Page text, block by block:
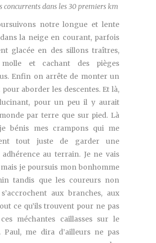
concurrents dans les 30 premiers km
notre longue et lente
la neige en courant, parfois
glacée en des sillons traîtres,
et cachant des pièges
Enfin on arrête de monter un
aborder les descentes. Et là,
pour un peu il y aurait
par terre que sur pied. Là
bénis mes crampons qui me
tout juste de garder une
adhérence au terrain. Je ne vais
mais je poursuis mon bonhomme
tandis que les coureurs non
aux branches, aux
ce qu’ils trouvent pour ne pas
méchantes caillasses sur le
Paul, me dira d’ailleurs ne pas